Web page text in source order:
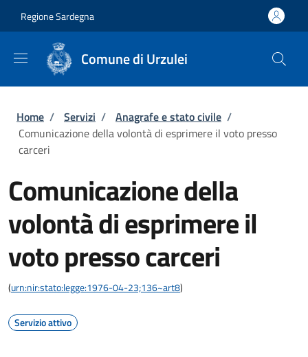
Regione Sardegna
Comune di Urzulei
Briciole di pane
Home / Servizi / Anagrafe e stato civile /
Comunicazione della volontà di esprimere il voto presso
carceri
Comunicazione della
volontà di esprimere il
voto presso carceri
(urn:nir:stato:legge:1976-04-23;136~art8)
Servizio attivo